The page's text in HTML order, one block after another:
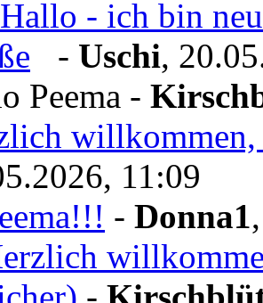
- ich bin
- Uschi,
Peema -
willkommen,
11:09
- Donna1